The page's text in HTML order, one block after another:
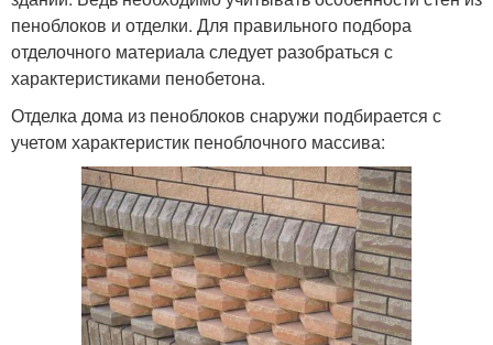
пеноблоков и отделки. Для правильного подбора
отделочного материала следует разобраться с
характеристиками пенобетона.
Отделка дома из пеноблоков снаружи подбирается с
учетом характеристик пеноблочного массива: